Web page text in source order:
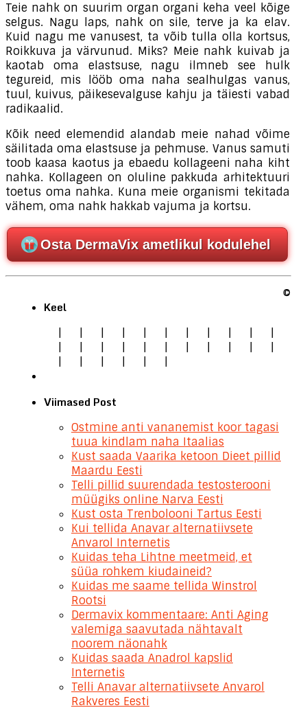
Teie nahk on suurim organ organi keha veel kõige
selgus. Nagu laps, nahk on sile, terve ja ka elav.
Kuid nagu me vanusest, ta võib tulla olla kortsus,
Roikkuva ja värvunud. Miks? Meie nahk kuivab ja
kaotab oma elastsuse, nagu ilmneb see hulk
tegureid, mis lööb oma naha sealhulgas vanus,
tuul, kuivus, päikesevalguse kahju ja täiesti vabad
radikaalid.
Kõik need elemendid alandab meie nahad võime
säilitada oma elastsuse ja pehmuse. Vanus samuti
toob kaasa kaotus ja ebaedu kollageeni naha kiht
nahka. Kollageen on oluline pakkuda arhitektuuri
toetus oma nahka. Kuna meie organismi tekitada
vähem, oma nahk hakkab vajuma ja kortsu.
Osta DermaVix ametlikul kodulehel
Keel
Viimased Post
Ostmine anti vananemist koor tagasi
tuua kindlam naha Itaalias
Kust saada Vaarika ketoon Dieet pillid
Maardu Eesti
Telli pillid suurendada testosterooni
müügiks online Narva Eesti
Kust osta Trenbolooni Tartus Eesti
Kui tellida Anavar alternatiivsete
Anvarol Internetis
Kuidas teha Lihtne meetmeid, et
süüa rohkem kiudaineid?
Kuidas me saame tellida Winstrol
Rootsi
Dermavix kommentaare: Anti Aging
valemiga saavutada nähtavalt
noorem näonahk
Kuidas saada Anadrol kapslid
Internetis
Telli Anavar alternatiivsete Anvarol
Rakveres Eesti
©